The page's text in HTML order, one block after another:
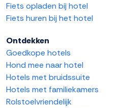
Fiets opladen bij hotel
Fiets huren bij het hotel
Ontdekken
Goedkope hotels
Hond mee naar hotel
Hotels met bruidssuite
Hotels met familiekamers
Rolstoelvriendelijk